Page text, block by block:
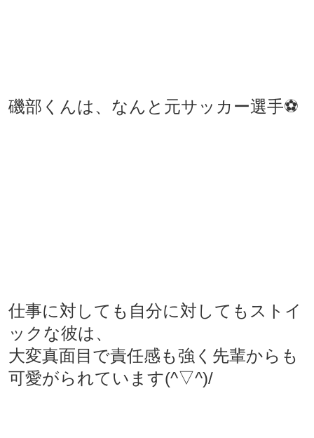
磯部くんは、なんと元サッカー選手⚽
仕事に対しても自分に対してもストイ
ックな彼は、
大変真面目で責任感も強く先輩からも
可愛がられています(^▽^)/